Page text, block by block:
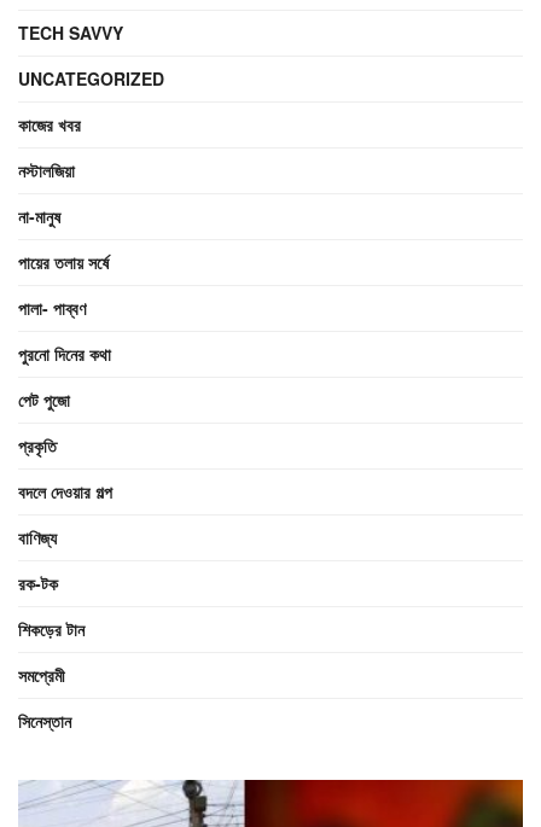
TECH SAVVY
UNCATEGORIZED
কাজের খবর
নস্টালজিয়া
না-মানুষ
পায়ের তলায় সর্ষে
পালা- পাব্বণ
পুরনো দিনের কথা
পেট পুজো
প্রকৃতি
বদলে দেওয়ার গল্প
বাণিজ্য
রক-টক
শিকড়ের টান
সমপ্রেমী
সিনেস্তান